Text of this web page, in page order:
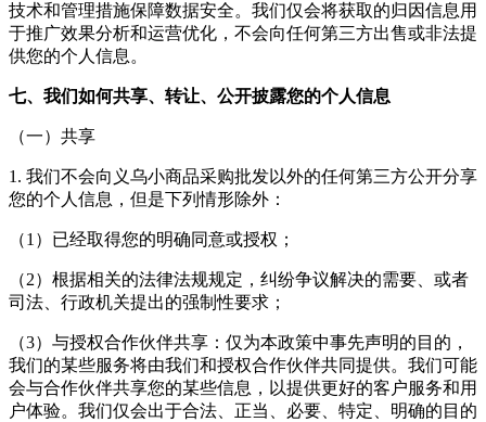
技术和管理措施保障数据安全。我们仅会将获取的归因信息用
于推广效果分析和运营优化，不会向任何第三方出售或非法提
供您的个人信息。
七、我们如何共享、转让、公开披露您的个人信息
（一）共享
1. 我们不会向 义乌小商品采购批发以外的任何第三方公开分享
您的个人信息，但是下列情形除外：
（1）已经取得您的明确同意或授权；
（2）根据相关的法律法规规定，纠纷争议解决的需要、或者
司法、行政机关提出的强制性要求；
（3）与授权合作伙伴共享：仅为本政策中事先声明的目的，
我们的某些服务将由我们和授权合作伙伴共同提供。我们可能
会与合作伙伴共享您的某些信息，以提供更好的客户服务和用
户体验。我们仅会出于合法、正当、必要、特定、明确的目的